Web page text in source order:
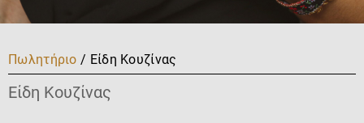
Πωλητήριο / Είδη Κουζίνας
Είδη Κουζίνας